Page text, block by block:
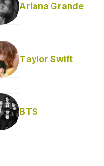
Ariana Grande
Taylor Swift
BTS